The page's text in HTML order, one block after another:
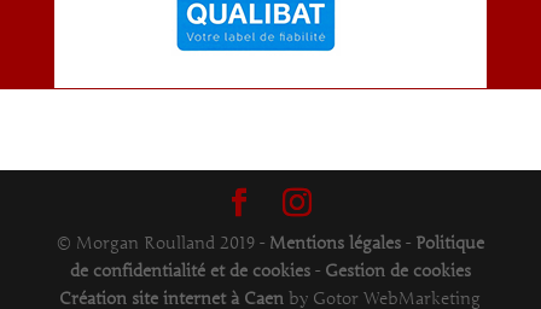
© Morgan Roulland 2019 - Mentions légales- Politique
de confidentialité et de cookies- Gestion de cookies
Création site internet à Caen by Gotor WebMarketing